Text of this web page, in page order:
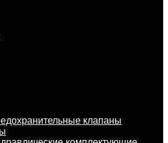
клапаны